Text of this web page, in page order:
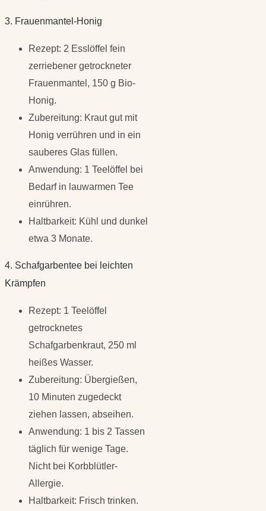
3. Frauenmantel-Honig
Rezept: 2 Esslöffel fein
zerriebener getrockneter
Frauenmantel, 150 g Bio-
Honig.
Zubereitung: Kraut gut mit
Honig verrühren und in ein
sauberes Glas füllen.
Anwendung: 1 Teelöffel bei
Bedarf in lauwarmen Tee
einrühren.
Haltbarkeit: Kühl und dunkel
etwa 3 Monate.
4. Schafgarbentee bei leichten
Krämpfen
Rezept: 1 Teelöffel
getrocknetes
Schafgarbenkraut, 250 ml
heißes Wasser.
Zubereitung: Übergießen,
10 Minuten zugedeckt
ziehen lassen, abseihen.
Anwendung: 1 bis 2 Tassen
täglich für wenige Tage.
Nicht bei Korbblütler-
Allergie.
Haltbarkeit: Frisch trinken.